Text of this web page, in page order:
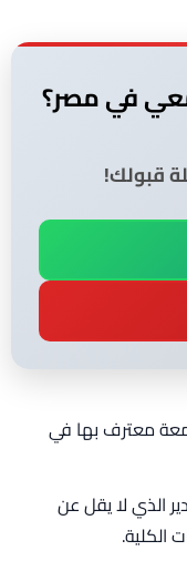
في مصر؟
قبولك!
معترف بها في
الذي لا يقل عن